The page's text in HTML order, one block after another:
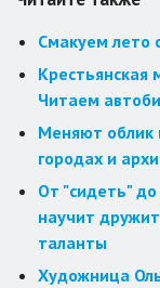
Смакуем лето
Крестьянская
Читаем
Меняют облик
городах и
От "сидеть"
научит
таланты
Художница